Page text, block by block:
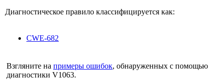
Диагностическое правило классифицируется как:
CWE-682
Взгляните на примеры ошибок, обнаруженных с помощью
диагностики V1063.